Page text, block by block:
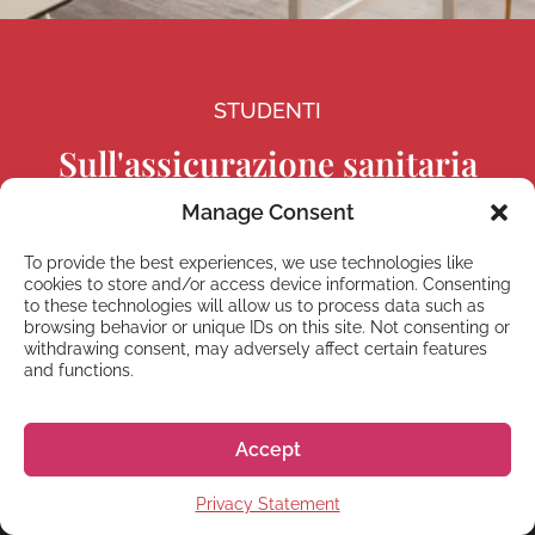
Manage Consent
To provide the best experiences, we use technologies like
cookies to store and/or access device information. Consenting
to these technologies will allow us to process data such as
browsing behavior or unique IDs on this site. Not consenting or
withdrawing consent, may adversely affect certain features
and functions.
Accept
Privacy Statement
Orario (Giorni feriali)
Oppure
Lezioni di pomeriggio13:00 alle 16:10
Ore di lezione a settimana:15
STUDENTI
Sull'assicurazione sanitaria
CALCOLATORE
Calcolatore del costo della
vita